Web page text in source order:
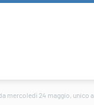
mercoledì 24 maggio, unico